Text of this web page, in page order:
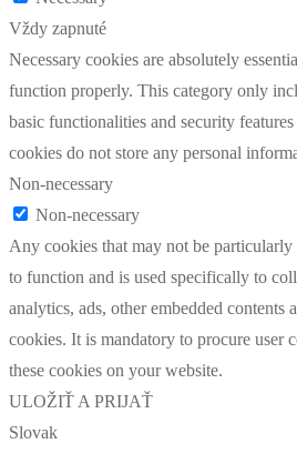
Vždy zapnuté
Necessary cookies are absolutely
function properly. This category only
basic functionalities and security
cookies do not store any personal
Non-necessary
Non-necessary
Any cookies that may not be particularly
to function and is used specifically to
analytics, ads, other embedded contents
cookies. It is mandatory to procure user
these cookies on your website.
ULOŽIŤ A PRIJAŤ
Slovak